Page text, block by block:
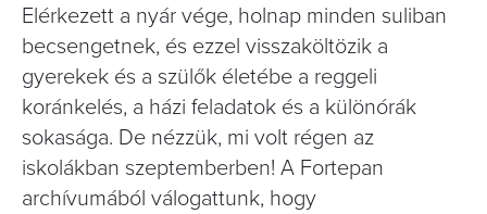
Elérkezett a nyár vége, holnap minden suliban
becsengetnek, és ezzel visszaköltözik a
gyerekek és a szülők életébe a reggeli
koránkelés, a házi feladatok és a különórák
sokasága. De nézzük, mi volt régen az
iskolákban szeptemberben! A Fortepan
archívumából válogattunk, hogy